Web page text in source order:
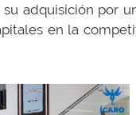
adquisición por
en la